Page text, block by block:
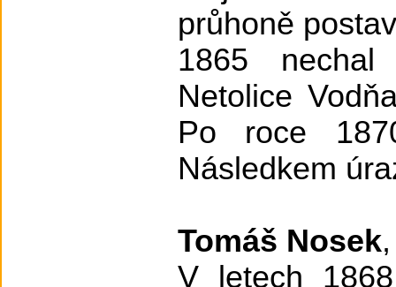
průhoně
1865
Netolice
Po roce
Následkem
Tomáš Nosek
V letech